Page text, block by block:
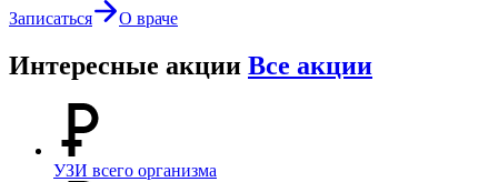
Записаться О враче
Интересные акции Все акции
УЗИ всего организма